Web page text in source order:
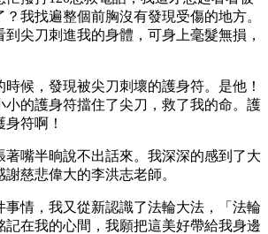
我找遍整個前胸沒有發現受傷的地方。
尖刀刺進我的身體，可身上毫髮無損，
候，發現被尖刀刺壞的護身符。是他！
小的護身符擋住了尖刀，救了我的命。護
符啊！
著嘴半晌說不出話來。我深深的感到了大
慈悲偉大的李洪志老師。
事情，我又從新認識了法輪大法，「法輪
記在我的心間，我願把這美好帶給我身邊